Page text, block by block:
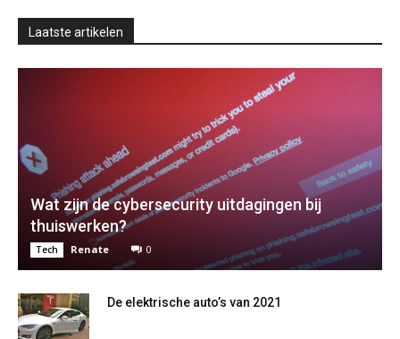
Laatste artikelen
Wat zijn de cybersecurity uitdagingen bij
thuiswerken?
Tech Renate 0
De elektrische auto’s van 2021